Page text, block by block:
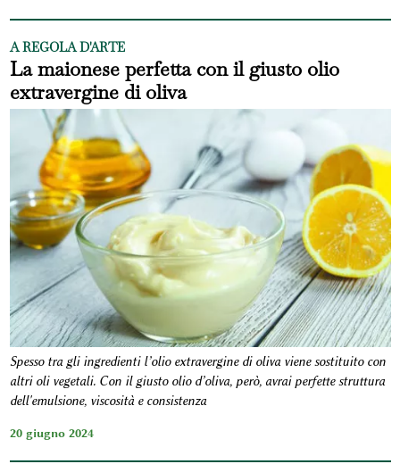
A REGOLA D'ARTE
La maionese perfetta con il giusto olio
extravergine di oliva
Spesso tra gli ingredienti l’olio extravergine di oliva viene sostituito con
altri oli vegetali. Con il giusto olio d’oliva, però, avrai perfette struttura
dell'emulsione, viscosità e consistenza
20 giugno 2024